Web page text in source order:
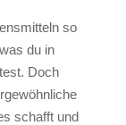
so
du in
Doch
schafft und